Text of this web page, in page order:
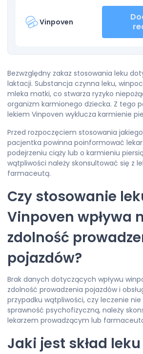
Vinpoven
Bezwzględny zakaz stosowania leku
laktacji. Substancja czynna leku,
mleka matki, co stwarza ryzyko
organizm karmionego dziecka. Z tego
lekiem Vinpoven wyklucza karmienie
Przed rozpoczęciem stosowania
pacjentka powinna poinformować
podejrzeniu ciąży lub o karmieniu
wątpliwości należy skonsultować się z
farmaceutą.
Czy stosowanie
Vinpoven wpływa
zdolność
pojazdów?
Brak danych dotyczących wpływu
zdolność prowadzenia pojazdów i
przypadku wątpliwości, czy leczenie nie
sprawność psychofizyczną, należy
lekarzem prowadzącym lub
Jaki jest skład leku